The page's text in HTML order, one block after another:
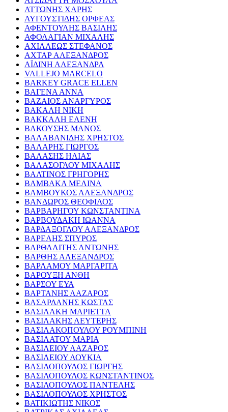
ΑΤΤΩΝΗΣ ΧΑΡΗΣ
ΑΥΓΟΥΣΤΙΔΗΣ ΟΡΦΕΑΣ
ΑΦΕΝΤΟΥΛΗΣ ΒΑΣΙΛΗΣ
ΑΦΟΛΑΓΙΑΝ ΜΙΧΑΛΗΣ
ΑΧΙΛΛΕΩΣ ΣΤΕΦΑΝΟΣ
ΑΧΤΑΡ ΑΛΕΞΑΝΔΡΟΣ
ΑΪΔΙΝΗ ΑΛΕΞΑΝΔΡΑ
VALLEJO MARCELO
BARKEY GRACE ELLEN
ΒΑΓΕΝΑ ΑΝΝΑ
ΒΑΖΑΙΟΣ ΑΝΑΡΓΥΡΟΣ
ΒΑΚΑΛΗ ΝΙΚΗ
ΒΑΚΚΑΛΗ ΕΛΕΝΗ
ΒΑΚΟΥΣΗΣ ΜΑΝΟΣ
ΒΑΛΑΒΑΝΙΔΗΣ ΧΡΗΣΤΟΣ
ΒΑΛΑΡΗΣ ΓΙΩΡΓΟΣ
ΒΑΛΑΣΗΣ ΗΛΙΑΣ
ΒΑΛΑΣΟΓΛΟΥ ΜΙΧΑΛΗΣ
ΒΑΛΤΙΝΟΣ ΓΡΗΓΟΡΗΣ
ΒΑΜΒΑΚΑ ΜΕΛΙΝΑ
ΒΑΜΒΟΥΚΟΣ ΑΛΕΞΑΝΔΡΟΣ
ΒΑΝΔΩΡΟΣ ΘΕΟΦΙΛΟΣ
ΒΑΡΒΑΡΗΓΟΥ ΚΩΝΣΤΑΝΤΙΝΑ
ΒΑΡΒΟΥΔΑΚΗ ΙΩΑΝΝΑ
ΒΑΡΔΑΞΟΓΛΟΥ ΑΛΕΞΑΝΔΡΟΣ
ΒΑΡΕΛΗΣ ΣΠΥΡΟΣ
ΒΑΡΘΑΛΙΤΗΣ ΑΝΤΩΝΗΣ
ΒΑΡΘΗΣ ΑΛΕΞΑΝΔΡΟΣ
ΒΑΡΛΑΜΟΥ ΜΑΡΓΑΡΙΤΑ
ΒΑΡΟΥΞΗ ΑΝΘΗ
ΒΑΡΣΟΥ ΕΥΑ
ΒΑΡΤΑΝΗΣ ΛΑΖΑΡΟΣ
ΒΑΣΑΡΔΑΝΗΣ ΚΩΣΤΑΣ
ΒΑΣΙΛΑΚΗ ΜΑΡΙΕΤΤΑ
ΒΑΣΙΛΑΚΗΣ ΛΕΥΤΕΡΗΣ
ΒΑΣΙΛΑΚΟΠΟΥΛΟΥ ΡΟΥΜΠΙΝΗ
ΒΑΣΙΛΑΤΟΥ ΜΑΡΙΑ
ΒΑΣΙΛΕΙΟΥ ΛΑΖΑΡΟΣ
ΒΑΣΙΛΕΙΟΥ ΛΟΥΚΙΑ
ΒΑΣΙΛΟΠΟΥΛΟΣ ΓΙΩΡΓΗΣ
ΒΑΣΙΛΟΠΟΥΛΟΣ ΚΩΝΣΤΑΝΤΙΝΟΣ
ΒΑΣΙΛΟΠΟΥΛΟΣ ΠΑΝΤΕΛΗΣ
ΒΑΣΙΛΟΠΟΥΛΟΣ ΧΡΗΣΤΟΣ
ΒΑΤΙΚΙΩΤΗΣ ΝΙΚΟΣ